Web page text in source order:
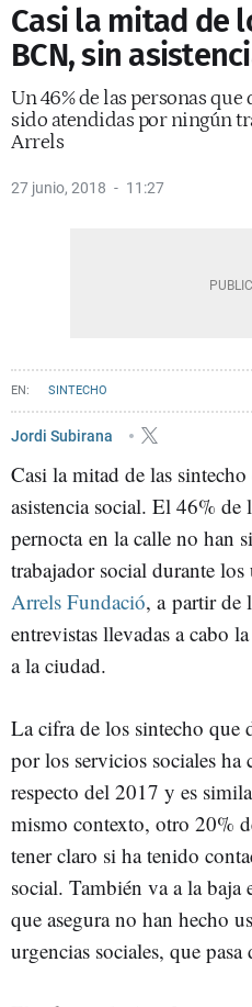
Casi la mitad de
BCN, sin
Un 46% de las personas
sido atendidas por ningún
Arrels
27 junio, 2018 11:27
SINTECHO
Jordi Subirana
Casi la mitad de las
asistencia social. El 46% de
pernocta en la calle no han
trabajador social durante los
Arrels Fundació, a partir de
entrevistas llevadas a cabo
a la ciudad.
La cifra de los sintecho que
por los servicios sociales
respecto del 2017 y es
mismo contexto, otro 20%
tener claro si ha tenido
social. También va a la baja
que asegura no han hecho
urgencias sociales, que